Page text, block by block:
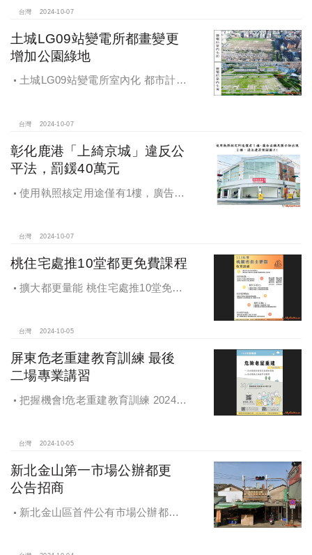
台灣 2024-10-07
土城LG09站變電所都畫變更
增加公園綠地
土城LG09站變電所室內化 都市計畫
台灣 2024-10-07
彰化鹿港「上綺京城」違反公
平法，罰鍰40萬元
使用執照核定用途僅有1樓，廣告宣
台灣 2024-10-07
桃住宅處推10堂都更免費課程
擴大都更量能 桃住宅處推10堂免費
台灣 2024-10-05
屏東危老重建教育訓練 最後
二場專業講習
把握機會!危老重建教育訓練 2024年
台灣 2024-10-05
新北金山第一市場公辦都更
公告招商
新北金山區首件公有市場公辦都更